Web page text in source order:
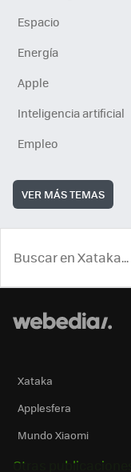
Espacio
Energía
Apple
Inteligencia artificial
Empleo
VER MÁS TEMAS
Xataka
Applesfera
Mundo Xiaomi
Otras